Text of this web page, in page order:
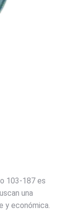
103-187 es
una
y económica.